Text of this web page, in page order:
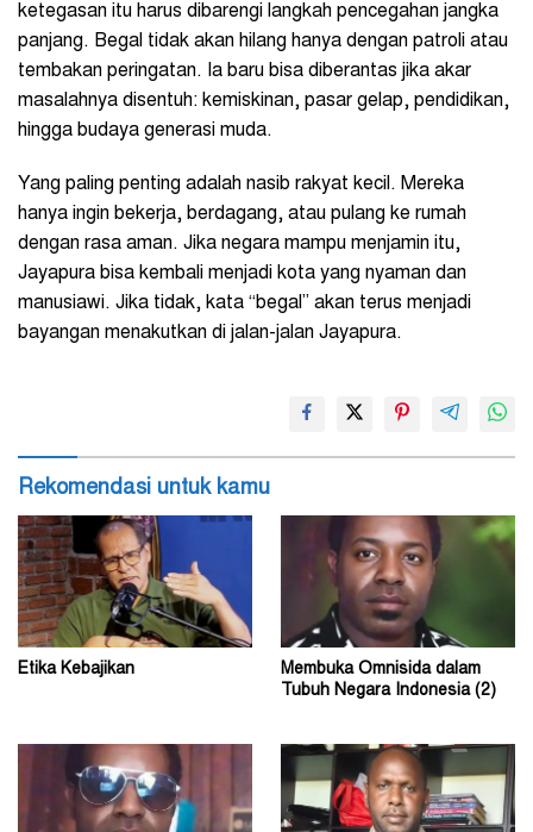
ketegasan itu harus dibarengi langkah pencegahan jangka
panjang. Begal tidak akan hilang hanya dengan patroli atau
tembakan peringatan. Ia baru bisa diberantas jika akar
masalahnya disentuh: kemiskinan, pasar gelap, pendidikan,
hingga budaya generasi muda.
Yang paling penting adalah nasib rakyat kecil. Mereka
hanya ingin bekerja, berdagang, atau pulang ke rumah
dengan rasa aman. Jika negara mampu menjamin itu,
Jayapura bisa kembali menjadi kota yang nyaman dan
manusiawi. Jika tidak, kata “begal” akan terus menjadi
bayangan menakutkan di jalan-jalan Jayapura.
Rekomendasi untuk kamu
Etika Kebajikan
Membuka Omnisida dalam
Tubuh Negara Indonesia (2)